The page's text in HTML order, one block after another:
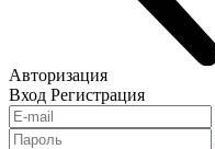
Авторизация
Вход Регистрация